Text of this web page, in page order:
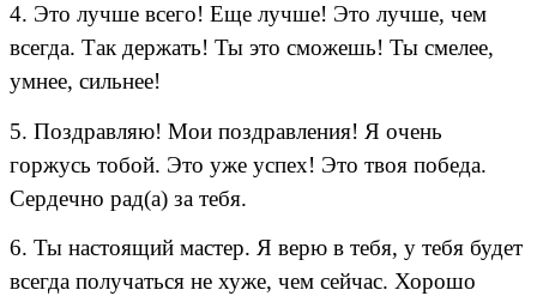
4. Это лучше всего! Еще лучше! Это лучше, чем
всегда. Так держать! Ты это сможешь! Ты смелее,
умнее, сильнее!
5. Поздравляю! Мои поздравления! Я очень
горжусь тобой. Это уже успех! Это твоя победа.
Сердечно рад(а) за тебя.
6. Ты настоящий мастер. Я верю в тебя, у тебя будет
всегда получаться не хуже, чем сейчас. Хорошо